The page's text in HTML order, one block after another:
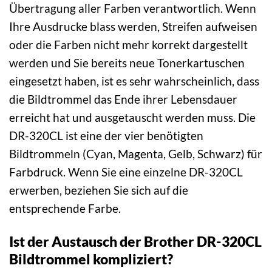
Übertragung aller Farben verantwortlich. Wenn
Ihre Ausdrucke blass werden, Streifen aufweisen
oder die Farben nicht mehr korrekt dargestellt
werden und Sie bereits neue Tonerkartuschen
eingesetzt haben, ist es sehr wahrscheinlich, dass
die Bildtrommel das Ende ihrer Lebensdauer
erreicht hat und ausgetauscht werden muss. Die
DR-320CL ist eine der vier benötigten
Bildtrommeln (Cyan, Magenta, Gelb, Schwarz) für
Farbdruck. Wenn Sie eine einzelne DR-320CL
erwerben, beziehen Sie sich auf die
entsprechende Farbe.
Ist der Austausch der Brother DR-320CL
Bildtrommel kompliziert?